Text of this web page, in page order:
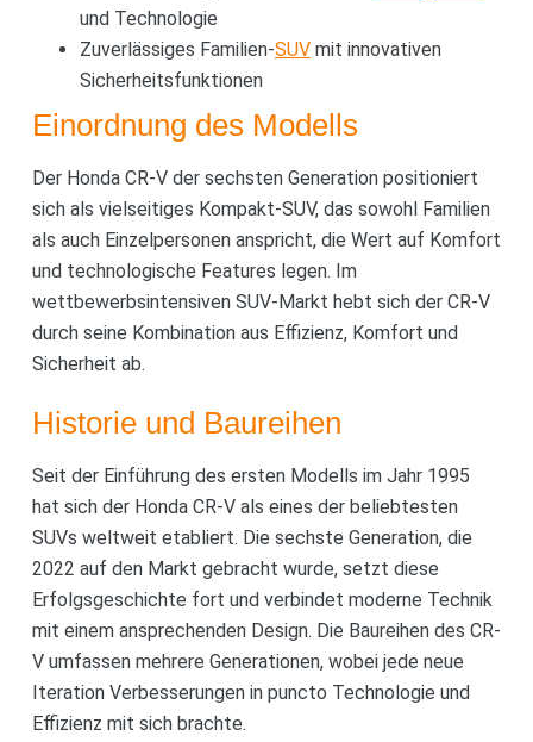
und Technologie
Zuverlässiges Familien-SUVmit innovativen
Sicherheitsfunktionen
Einordnung des Modells
Der Honda CR-V der sechsten Generation positioniert
sich als vielseitiges Kompakt-SUV, das sowohl Familien
als auch Einzelpersonen anspricht, die Wert auf Komfort
und technologische Features legen. Im
wettbewerbsintensiven SUV-Markt hebt sich der CR-V
durch seine Kombination aus Effizienz, Komfort und
Sicherheit ab.
Historie und Baureihen
Seit der Einführung des ersten Modells im Jahr 1995
hat sich der Honda CR-V als eines der beliebtesten
SUVs weltweit etabliert. Die sechste Generation, die
2022 auf den Markt gebracht wurde, setzt diese
Erfolgsgeschichte fort und verbindet moderne Technik
mit einem ansprechenden Design. Die Baureihen des CR-
V umfassen mehrere Generationen, wobei jede neue
Iteration Verbesserungen in puncto Technologie und
Effizienz mit sich brachte.